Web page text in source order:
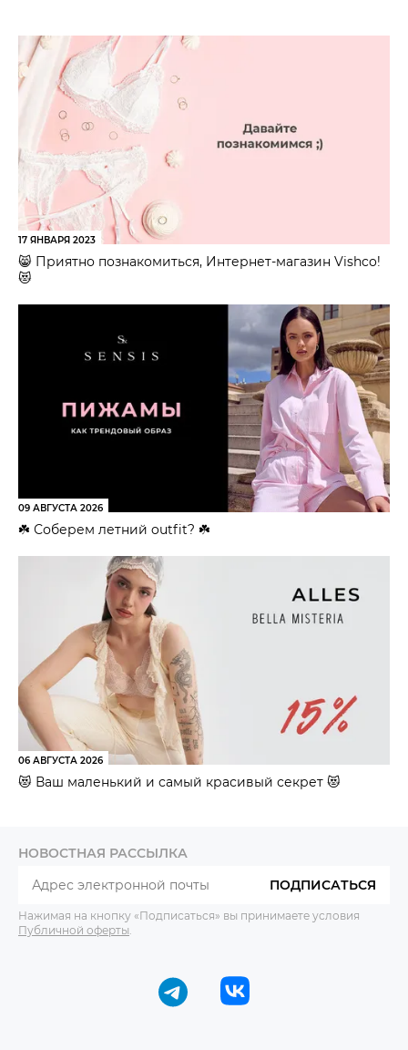
17 ЯНВАРЯ 2023
😸 Приятно познакомиться, Интернет-магазин Vishco!
😻
09 АВГУСТА 2026
☘️ Соберем летний outfit? ☘️
06 АВГУСТА 2026
😻 Ваш маленький и самый красивый секрет 😻
НОВОСТНАЯ РАССЫЛКА
ПОДПИСАТЬСЯ
Нажимая на кнопку «Подписаться» вы принимаете условия
Публичной оферты